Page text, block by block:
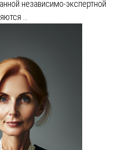
независимо-экспертной
…